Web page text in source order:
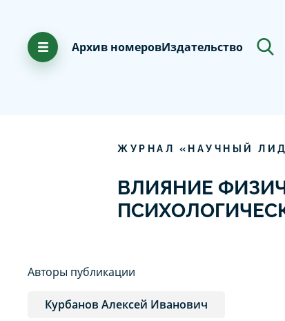
Архив номеровИздательство
ЖУРНАЛ «НАУЧНЫЙ
ВЛИЯНИЕ
Авторы публикации
Курбанов Алексей Иванович